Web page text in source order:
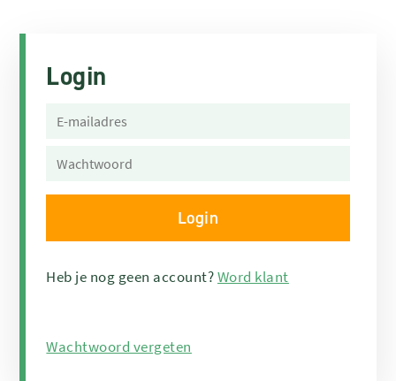
Login
Heb je nog geen account?Word klant
Wachtwoord vergeten